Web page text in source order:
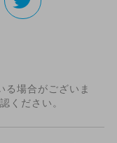
る場合がございま
ください。